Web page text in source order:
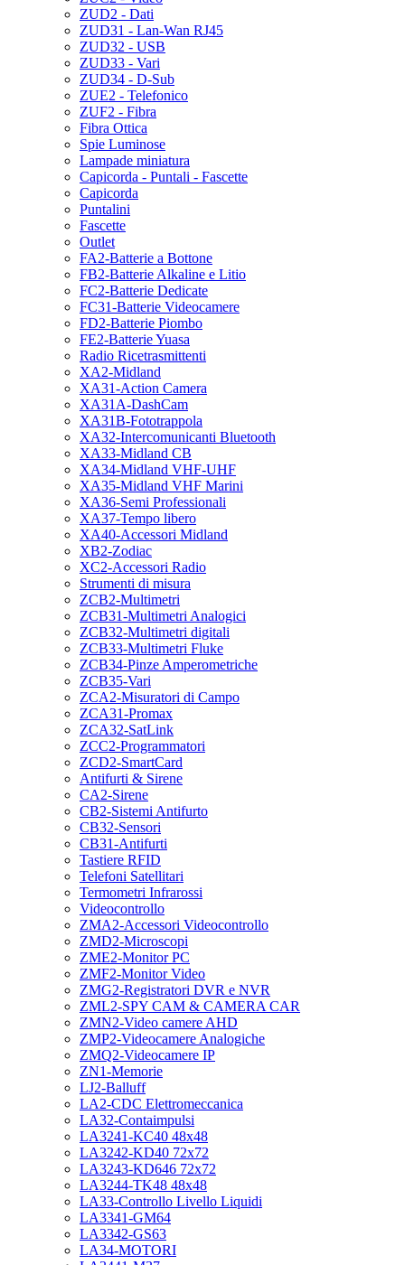
ZUD2 - Dati
ZUD31 - Lan-Wan RJ45
ZUD32 - USB
ZUD33 - Vari
ZUD34 - D-Sub
ZUE2 - Telefonico
ZUF2 - Fibra
Fibra Ottica
Spie Luminose
Lampade miniatura
Capicorda - Puntali - Fascette
Capicorda
Puntalini
Fascette
Outlet
FA2-Batterie a Bottone
FB2-Batterie Alkaline e Litio
FC2-Batterie Dedicate
FC31-Batterie Videocamere
FD2-Batterie Piombo
FE2-Batterie Yuasa
Radio Ricetrasmittenti
XA2-Midland
XA31-Action Camera
XA31A-DashCam
XA31B-Fototrappola
XA32-Intercomunicanti Bluetooth
XA33-Midland CB
XA34-Midland VHF-UHF
XA35-Midland VHF Marini
XA36-Semi Professionali
XA37-Tempo libero
XA40-Accessori Midland
XB2-Zodiac
XC2-Accessori Radio
Strumenti di misura
ZCB2-Multimetri
ZCB31-Multimetri Analogici
ZCB32-Multimetri digitali
ZCB33-Multimetri Fluke
ZCB34-Pinze Amperometriche
ZCB35-Vari
ZCA2-Misuratori di Campo
ZCA31-Promax
ZCA32-SatLink
ZCC2-Programmatori
ZCD2-SmartCard
Antifurti & Sirene
CA2-Sirene
CB2-Sistemi Antifurto
CB32-Sensori
CB31-Antifurti
Tastiere RFID
Telefoni Satellitari
Termometri Infrarossi
Videocontrollo
ZMA2-Accessori Videocontrollo
ZMD2-Microscopi
ZME2-Monitor PC
ZMF2-Monitor Video
ZMG2-Registratori DVR e NVR
ZML2-SPY CAM & CAMERA CAR
ZMN2-Video camere AHD
ZMP2-Videocamere Analogiche
ZMQ2-Videocamere IP
ZN1-Memorie
LJ2-Balluff
LA2-CDC Elettromeccanica
LA32-Contaimpulsi
LA3241-KC40 48x48
LA3242-KD40 72x72
LA3243-KD646 72x72
LA3244-TK48 48x48
LA33-Controllo Livello Liquidi
LA3341-GM64
LA3342-GS63
LA34-MOTORI